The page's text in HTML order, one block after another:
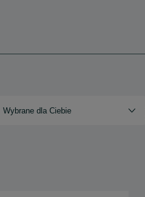
Wybrane dla Ciebie